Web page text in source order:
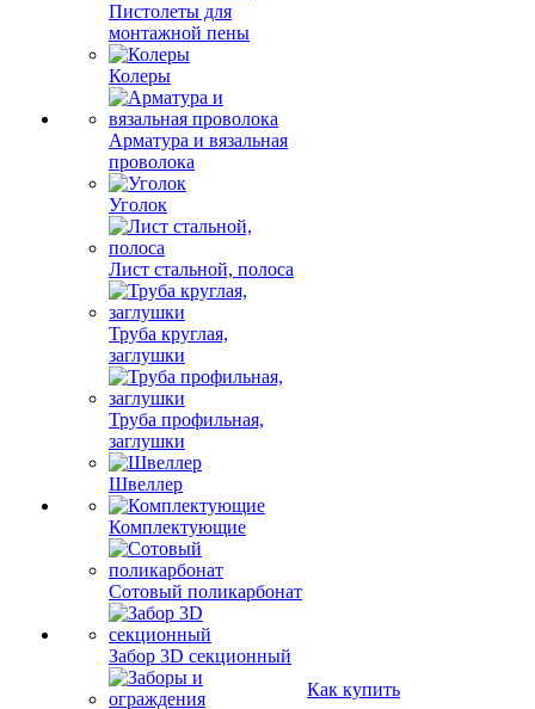
Пистолеты для
монтажной пены
Колеры
Арматура и вязальная
проволока
Уголок
Лист стальной, полоса
Труба круглая,
заглушки
Труба профильная,
заглушки
Швеллер
Комплектующие
Сотовый поликарбонат
Забор 3D секционный
Как купить